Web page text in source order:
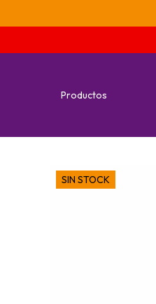
Productos
SIN STOCK